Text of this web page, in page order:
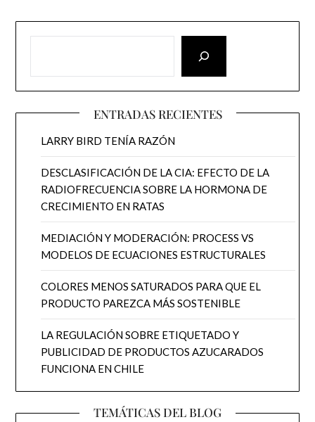
ENTRADAS RECIENTES
LARRY BIRD TENÍA RAZÓN
DESCLASIFICACIÓN DE LA CIA: EFECTO DE LA
RADIOFRECUENCIA SOBRE LA HORMONA DE
CRECIMIENTO EN RATAS
MEDIACIÓN Y MODERACIÓN: PROCESS VS
MODELOS DE ECUACIONES ESTRUCTURALES
COLORES MENOS SATURADOS PARA QUE EL
PRODUCTO PAREZCA MÁS SOSTENIBLE
LA REGULACIÓN SOBRE ETIQUETADO Y
PUBLICIDAD DE PRODUCTOS AZUCARADOS
FUNCIONA EN CHILE
TEMÁTICAS DEL BLOG